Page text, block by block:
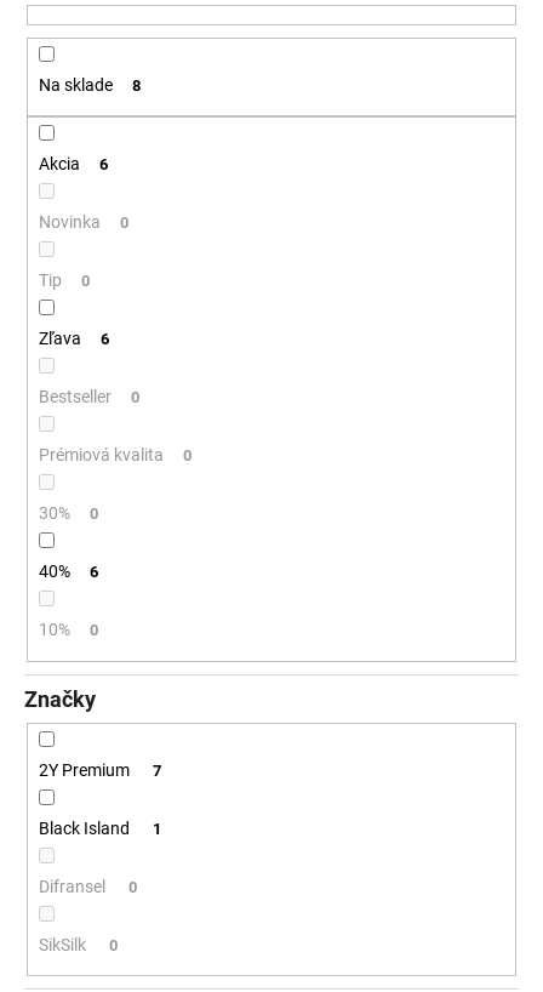
u
k
Na sklade 8
Akcia 6
Novinka 0
Tip 0
Zľava 6
Bestseller 0
Prémiová kvalita 0
30% 0
40% 6
10% 0
Značky
2Y Premium 7
Black Island 1
Difransel 0
SikSilk 0
á
ť
O
m